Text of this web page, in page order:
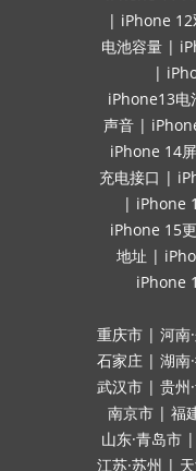
| iPhone
电池容量 |
|
iPhone13电
声音 |
iPhone 14
充电接口 |
| iPhone
iPhone 15
地址 |
iPhone
重庆市 | 河南
石家庄 | 湖南
武汉市 | 贵州
南京市 | 福
山东·青岛市 |
江苏·苏州 |